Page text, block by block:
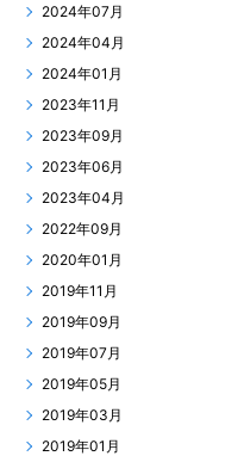
2024年07月
2024年04月
2024年01月
2023年11月
2023年09月
2023年06月
2023年04月
2022年09月
2020年01月
2019年11月
2019年09月
2019年07月
2019年05月
2019年03月
2019年01月